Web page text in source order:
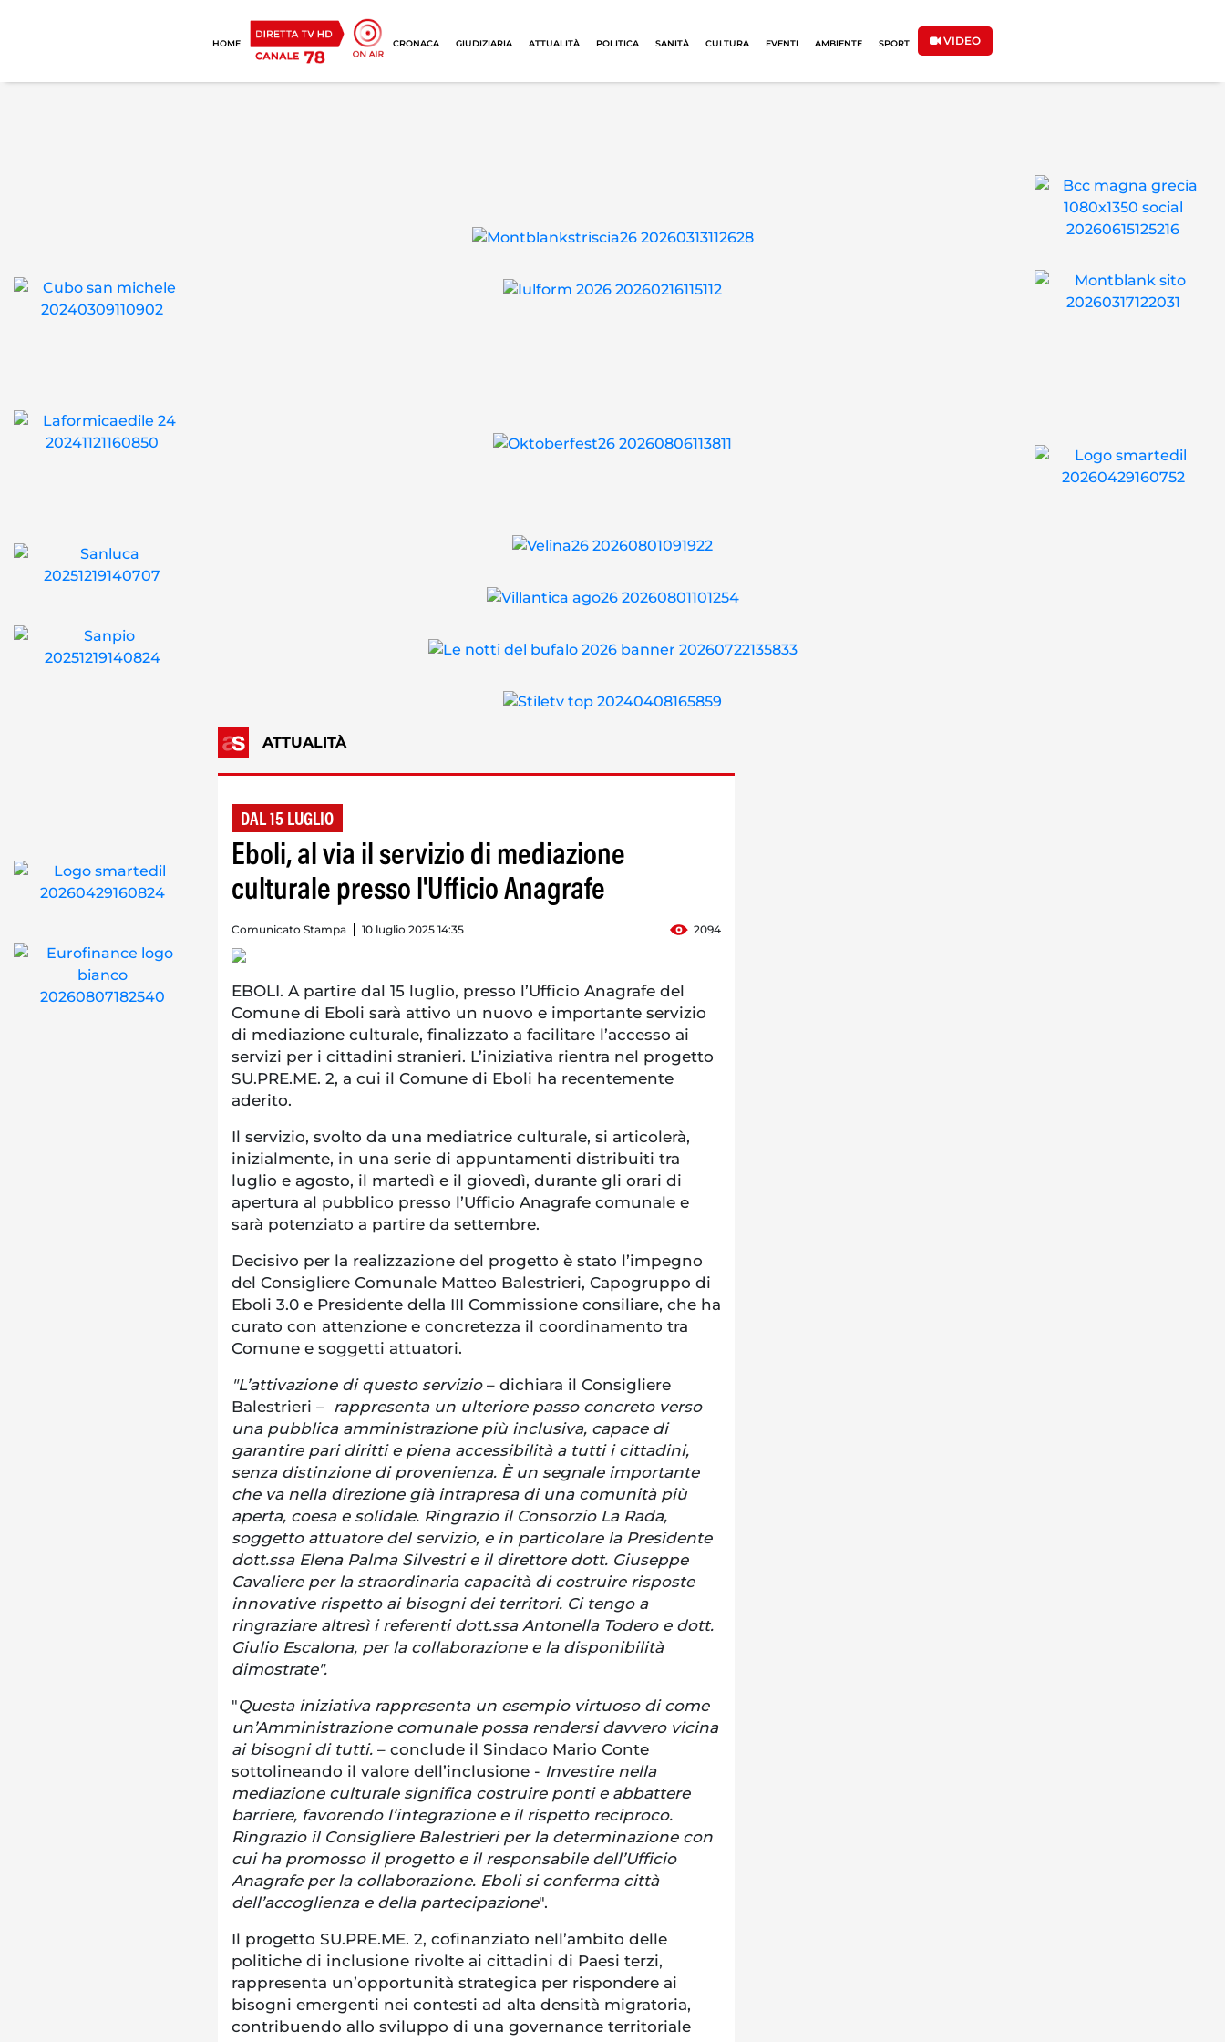
HOME CRONACA GIUDIZIARIA ATTUALITÀ POLITICA SANITÀ CULTURA EVENTI AMBIENTE SPORT VIDEO
ATTUALITÀ
DAL 15 LUGLIO
Eboli, al via il servizio di mediazione
culturale presso l'Ufficio Anagrafe
Comunicato Stampa 10 luglio 2025 14:35 2094
EBOLI. A partire dal 15 luglio, presso l’Ufficio Anagrafe del
Comune di Eboli sarà attivo un nuovo e importante servizio
di mediazione culturale, finalizzato a facilitare l’accesso ai
servizi per i cittadini stranieri. L’iniziativa rientra nel progetto
SU.PRE.ME. 2, a cui il Comune di Eboli ha recentemente
aderito.
Il servizio, svolto da una mediatrice culturale, si articolerà,
inizialmente, in una serie di appuntamenti distribuiti tra
luglio e agosto, il martedì e il giovedì, durante gli orari di
apertura al pubblico presso l’Ufficio Anagrafe comunale e
sarà potenziato a partire da settembre.
Decisivo per la realizzazione del progetto è stato l’impegno
del Consigliere Comunale Matteo Balestrieri, Capogruppo di
Eboli 3.0 e Presidente della III Commissione consiliare, che ha
curato con attenzione e concretezza il coordinamento tra
Comune e soggetti attuatori.
"L’attivazione di questo servizio– dichiara il Consigliere
Balestrieri – rappresenta un ulteriore passo concreto verso
una pubblica amministrazione più inclusiva, capace di
garantire pari diritti e piena accessibilità a tutti i cittadini,
senza distinzione di provenienza. È un segnale importante
che va nella direzione già intrapresa di una comunità più
aperta, coesa e solidale. Ringrazio il Consorzio La Rada,
soggetto attuatore del servizio, e in particolare la Presidente
dott.ssa Elena Palma Silvestri e il direttore dott. Giuseppe
Cavaliere per la straordinaria capacità di costruire risposte
innovative rispetto ai bisogni dei territori. Ci tengo a
ringraziare altresì i referenti dott.ssa Antonella Todero e dott.
Giulio Escalona, per la collaborazione e la disponibilità
dimostrate".
"Questa iniziativa rappresenta un esempio virtuoso di come
un’Amministrazione comunale possa rendersi davvero vicina
ai bisogni di tutti. – conclude il Sindaco Mario Conte
sottolineando il valore dell’inclusione - Investire nella
mediazione culturale significa costruire ponti e abbattere
barriere, favorendo l’integrazione e il rispetto reciproco.
Ringrazio il Consigliere Balestrieri per la determinazione con
cui ha promosso il progetto e il responsabile dell’Ufficio
Anagrafe per la collaborazione. Eboli si conferma città
dell’accoglienza e della partecipazione".
Il progetto SU.PRE.ME. 2, cofinanziato nell’ambito delle
politiche di inclusione rivolte ai cittadini di Paesi terzi,
rappresenta un’opportunità strategica per rispondere ai
bisogni emergenti nei contesti ad alta densità migratoria,
contribuendo allo sviluppo di una governance territoriale